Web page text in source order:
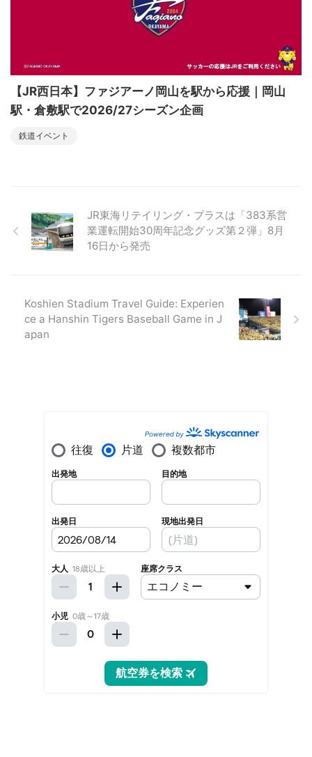
【JR西日本】ファジアーノ岡山を駅から応援｜岡山
駅・倉敷駅で2026/27シーズン企画
鉄道イベント
JR東海リテイリング・プラスは「383系営
業運転開始30周年記念グッズ第２弾」8月
16日から発売
Koshien Stadium Travel Guide: Experien
ce a Hanshin Tigers Baseball Game in J
apan